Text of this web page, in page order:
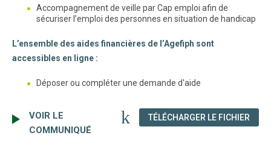
Accompagnement de veille par Cap emploi afin de
sécuriser l’emploi des personnes en situation de handicap
L’ensemble des aides financières de l’Agefiph sont
accessibles en ligne :
Déposer ou compléter une demande d'aide
VOIR LE
COMMUNIQUÉ
TÉLÉCHARGER LE FICHIER